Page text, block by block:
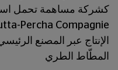
الإنتاج عبر المصنع
المطّاط الطري